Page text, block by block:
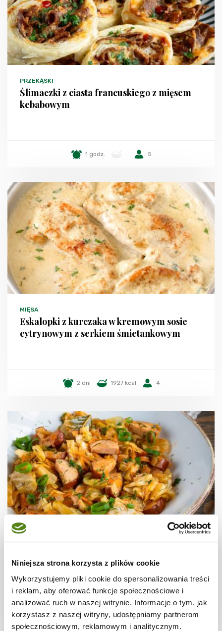
Niniejsza strona korzysta z plików cookie
Wykorzystujemy pliki cookie do spersonalizowania treści
i reklam, aby oferować funkcje społecznościowe i
analizować ruch w naszej witrynie. Informacje o tym, jak
korzystasz z naszej witryny, udostępniamy partnerom
społecznościowym, reklamowym i analitycznym.
PRZEKĄSKI
Ślimaczki z ciasta francuskiego z mięsem
kebabowym
1 godz. 5
MIĘSA
Eskalopki z kurczaka w kremowym sosie
cytrynowym z serkiem śmietankowym
2 dni 1927 kcal 4
30 min. 1816 kcal 5